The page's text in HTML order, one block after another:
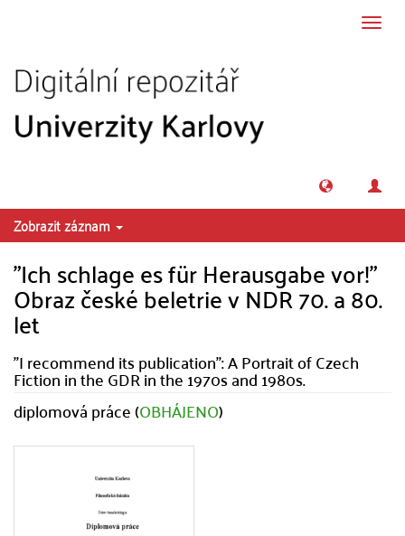
Zobrazit záznam
"Ich schlage es für Herausgabe vor!"
Obraz české beletrie v NDR 70. a 80.
let
"I recommend its publication": A Portrait of Czech
Fiction in the GDR in the 1970s and 1980s.
diplomová práce (OBHÁJENO)